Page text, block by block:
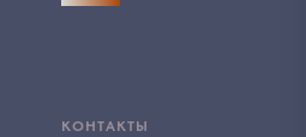
КОНТАКТЫ